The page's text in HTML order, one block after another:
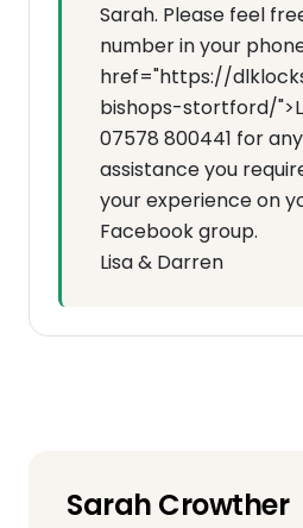
Sarah. Please feel
number in your
href="https://
bishops-stortford/
07578 800441 for
assistance you
your experience on
Facebook group.
Lisa & Darren
Sarah Crowther